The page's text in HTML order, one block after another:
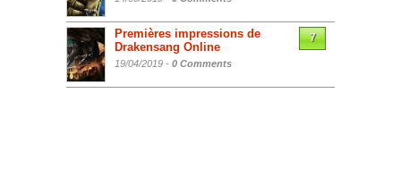
Premières impressions de
Drakensang Online
19/04/2019 - 0 Comments
7